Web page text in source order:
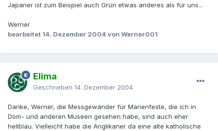
Japaner ist zum Beispiel auch Grün etwas anderes als für uns...
Werner
bearbeitet 14. Dezember 2004 von Werner001
Elima
Geschrieben 14. Dezember 2004
Danke, Werner, die Messgewänder für Marienfeste, die ich in
Dom- und anderen Museen gesehen habe, sind auch eher
hellblau. Vielleicht habe die Anglikaner da eine alte katholische